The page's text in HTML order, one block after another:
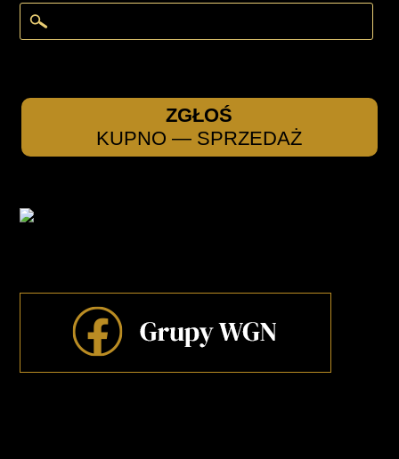
ZGŁOŚ
KUPNO — SPRZEDAŻ